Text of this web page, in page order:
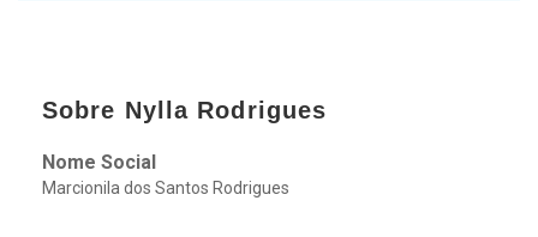
Sobre Nylla Rodrigues
Nome Social
Marcionila dos Santos Rodrigues